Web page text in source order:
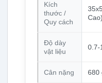
Kích
thước /
Quy cách
Cao)
Độ dày
vật liệu
0.7-
Cân nặng 680